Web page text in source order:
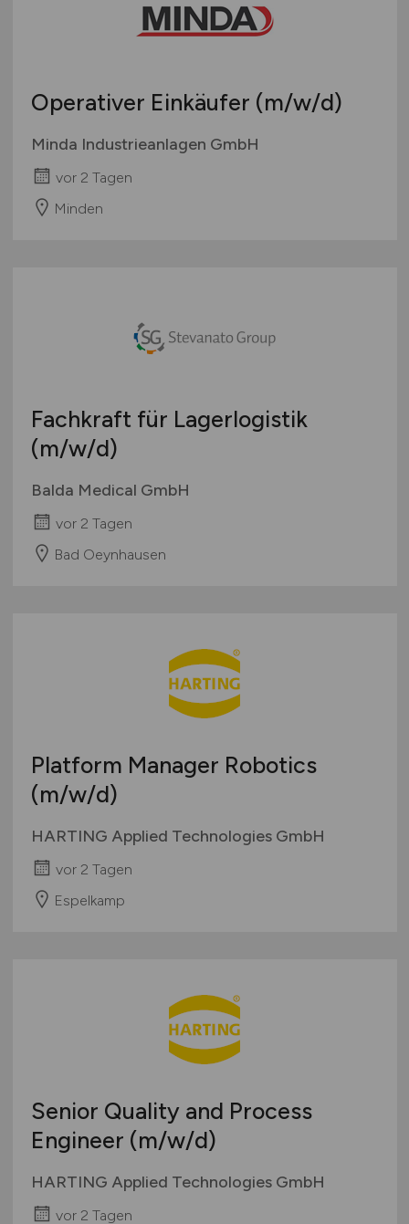
Operativer Einkäufer (m/w/d)
Minda Industrieanlagen GmbH
vor 2 Tagen
Minden
Fachkraft für Lagerlogistik
(m/w/d)
Balda Medical GmbH
vor 2 Tagen
Bad Oeynhausen
Platform Manager Robotics
(m/w/d)
HARTING Applied Technologies GmbH
vor 2 Tagen
Espelkamp
Senior Quality and Process
Engineer (m/w/d)
HARTING Applied Technologies GmbH
vor 2 Tagen